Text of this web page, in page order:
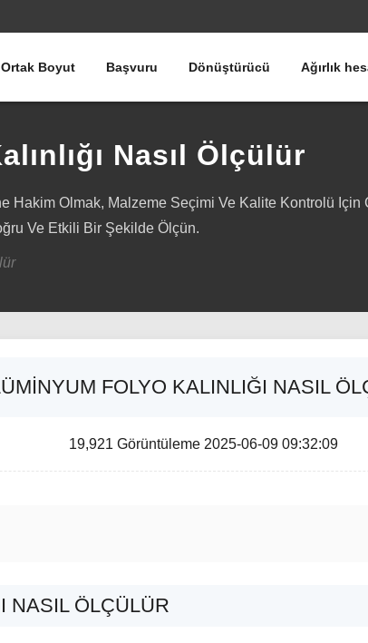
Ortak Boyut Başvuru Dönüştürücü Ağırlık
Nasıl Ölçülür
Hakim Olmak, Malzeme Seçimi Ve Kalite Kontrolü Için
Ve Etkili Bir Şekilde Ölçün.
FOLYO KALINLIĞI NASIL
19,921 Görüntüleme 2025-06-09 09:32:09
NASIL ÖLÇÜLÜR